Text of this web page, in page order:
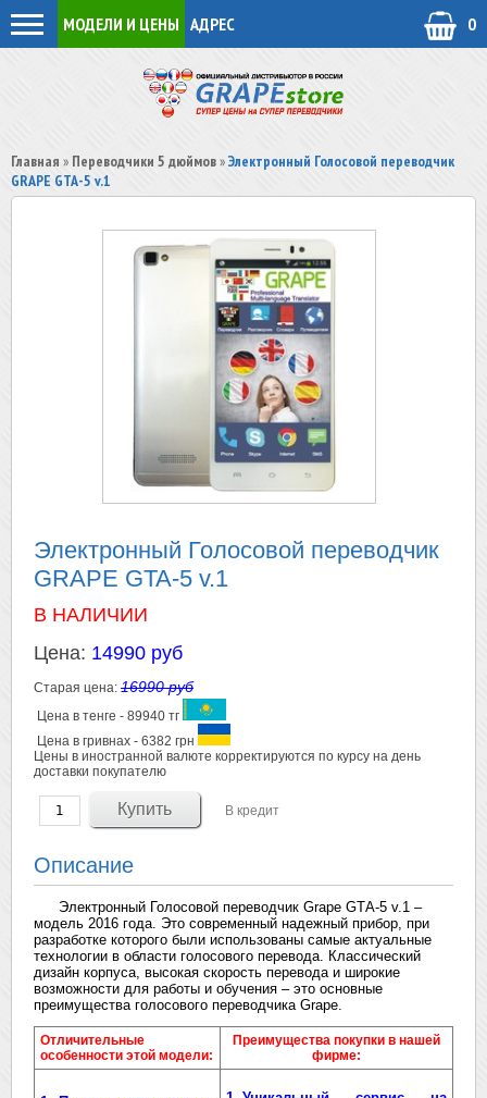
МОДЕЛИ И ЦЕНЫ АДРЕС 0
Главная » Переводчики 5 дюймов»Электронный Голосовой переводчик
GRAPE GTA-5 v.1
Электронный Голосовой переводчик
GRAPE GTA-5 v.1
В НАЛИЧИИ
Цена: 14990 руб
Старая цена: 16990 руб
Цена в тенге - 89940 тг
Цена в гривнах - 6382 грн
Цены в иностранной валюте корректируются по курсу на день
доставки покупателю
В кредит
Описание
Электронный Голосовой переводчик Grape GTА-5 v.1 –
модель 2016 года. Это современный надежный прибор, при
разработке которого были использованы самые актуальные
технологии в области голосового перевода. Классический
дизайн корпуса, высокая скорость перевода и широкие
возможности для работы и обучения – это основные
преимущества голосового переводчика Grape.
Отличительные
особенности этой модели:
Преимущества покупки в нашей
фирме: